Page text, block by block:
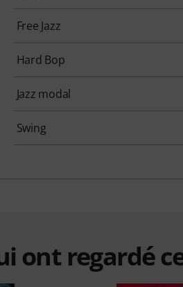
Free Jazz
Hard Bop
Jazz modal
Swing
ont regardé